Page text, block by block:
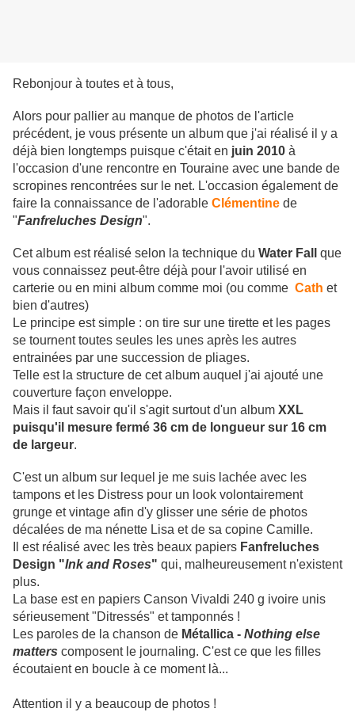
Rebonjour à toutes et à tous,
Alors pour pallier au manque de photos de l'article
précédent, je vous présente un album que j'ai réalisé il y a
déjà bien longtemps puisque c'était en juin 2010 à
l'occasion d'une rencontre en Touraine avec une bande de
scropines rencontrées sur le net. L'occasion également de
faire la connaissance de l'adorable Clémentine de
"Fanfreluches Design".
Cet album est réalisé selon la technique du Water Fall
que
vous connaissez peut-être déjà pour l'avoir utilisé en
carterie ou en mini album comme moi (ou comme Cath et
bien d'autres)
Le principe est simple : on tire sur une tirette et les pages
se tournent toutes seules les unes après les autres
entrainées par une succession de pliages.
Telle est la structure de cet album auquel j'ai ajouté une
couverture façon enveloppe.
Mais il faut savoir qu'il s'agit surtout d'un album XXL
puisqu'il mesure fermé 36 cm de longueur sur 16 cm
de largeur.
C'est un album sur lequel je me suis lachée avec les
tampons et les Distress pour un look volontairement
grunge et vintage afin d'y glisser une série de photos
décalées de ma nénette Lisa et de sa copine Camille.
Il est réalisé avec les très beaux papiers Fanfreluches
Design "Ink and Roses" qui, malheureusement n'existent
plus.
La base est en papiers Canson Vivaldi 240 g ivoire unis
sérieusement "Ditressés" et tamponnés !
Les paroles de la chanson de Métallica - Nothing else
matters composent le journaling. C'est ce que les filles
écoutaient en boucle à ce moment là...
Attention il y a beaucoup de photos !